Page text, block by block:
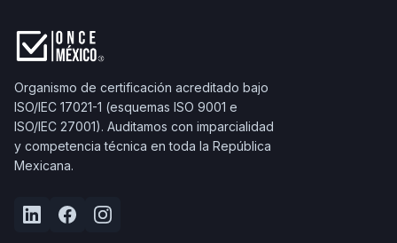
Organismo de certificación acreditado bajo
ISO/IEC 17021-1 (esquemas ISO 9001 e
ISO/IEC 27001). Auditamos con imparcialidad
y competencia técnica en toda la República
Mexicana.